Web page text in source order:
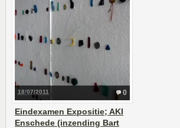
0
18/07/2011
Eindexamen Expositie; AKI
Enschede (inzending Bart